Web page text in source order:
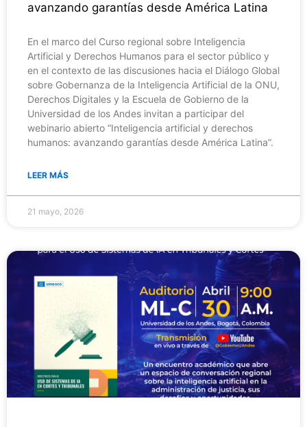
avanzando garantías desde América Latina
En el marco del Curso regional sobre Inteligencia
Artificial y Derechos Humanos para el sector público y
en el contexto de las discusiones hacia el Diálogo Global
sobre Gobernanza de la Inteligencia Artificial de la ONU,
Derechos Digitales y la Escuela de Gobierno de la
Universidad de los Andes invitan a participar del
webinario abierto “Inteligencia artificial y derechos
humanos: avanzando garantías desde América Latina”.
LEER MÁS
21 mayo, 2026